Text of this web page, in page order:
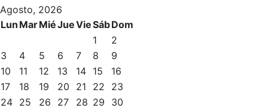
Servicio de fisiosalud
Entrenamientos personales
Actividades dirigidas
Piscina
Normativa
Agosto, 2026
Lun MarMiéJueVieSábDom
1
2
3
4 5 6 7 8
9
10
11 12 13 14 15
16
17
18 19 20 21 22
23
24 25 26 27 28 29
30